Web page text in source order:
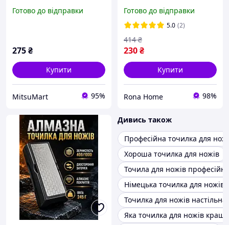
швидкого заточування
Готово до відправки
275₴
Купити
MitsuMart 95%
(585159723)
Готово до відправки
5.0 (2)
230₴
414 ₴
Купити
Rona Home 98%
Дивись також
Професійна точилка для
Хороша точилка для ножів
Точила для ножів професійні
Німецька точилка для ножів
Точилка для ножів настільна
Яка точилка для ножів краще